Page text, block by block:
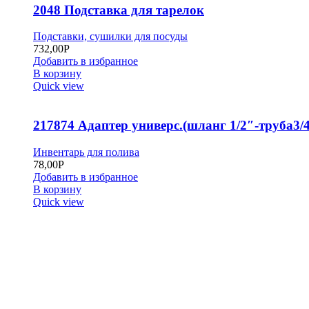
2048 Подставка для тарелок
Подставки, сушилки для посуды
732,00Р
Добавить в избранное
В корзину
Quick view
217874 Адаптер универс.(шланг 1/2″-труба3/
Инвентарь для полива
78,00Р
Добавить в избранное
В корзину
Quick view